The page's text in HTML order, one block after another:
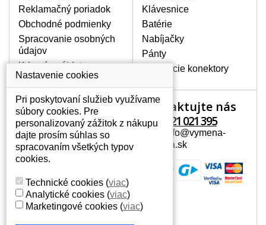
LCD DISPLEJE NAJVYŠŠEJ
KVALITY !
Skladom držíme len originálne displeje, ktoré
spĺňajú vysokú kvalitu triedy A+ bez chybných
pixelov a to po celú dobu záruky.
AKO ZISTÍTE AKÝ POTREBUJETE
DISPLEJ PRE SVOJ NOTEBOOK?
Displej je možné dohľadať podľa modelu
notebooku, ktorý je uvedený na spodnej
strane notebooku na štítku alebo pod
batériou. Býva tiež znázornený na
rámčeku alebo pri klávesnici. V prípade,
že máte displej demontovaný, dohľadáte
to vďaka modelovému označeniu z
displeja, ktoré sa nachádza na štítku pri
EAN kóde.
Reklamačný poriadok
Obchodné podmienky
Spracovanie osobných
údajov
Kde nás nájdete
Klávesnice
Batérie
Nabíjačky
Pánty
Napájacie konektory
Váš účet
Váš účet
Osobné informácie
Adresy
Kontaktujte nás
+421 221 021 395
Mail: info@vymena-
displeja.sk
Nastavenie cookies
Pri poskytovaní služieb využívame
súbory cookies. Pre
personalizovaný zážitok z nákupu
dajte prosím súhlas so
spracovaním všetkých typov
cookies.
Technické cookies (viac)
Analytické cookies (viac)
Marketingové cookies (viac)